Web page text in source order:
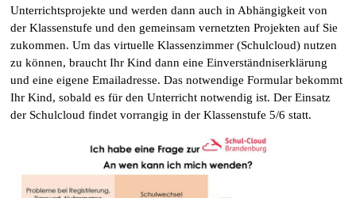
Unterrichtsprojekte und werden dann auch in Abhängigkeit von
der Klassenstufe und den gemeinsam vernetzten Projekten auf Sie
zukommen. Um das virtuelle Klassenzimmer (Schulcloud) nutzen
zu können, braucht Ihr Kind dann eine Einverständniserklärung
und eine eigene Emailadresse. Das notwendige Formular bekommt
Ihr Kind, sobald es für den Unterricht notwendig ist. Der Einsatz
der Schulcloud findet vorrangig in der Klassenstufe 5/6 statt.